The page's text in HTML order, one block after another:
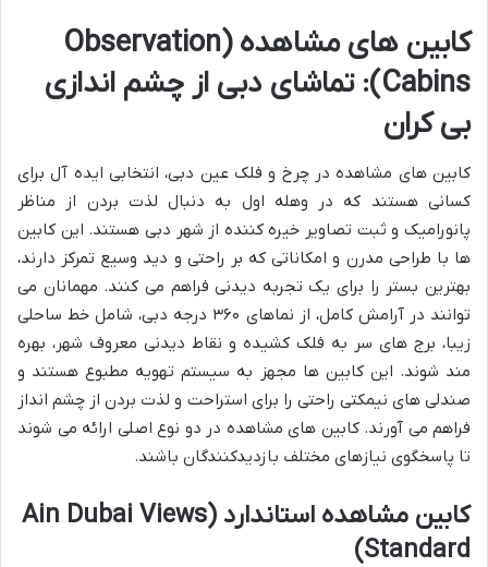
کابین های مشاهده (Observation
Cabins): تماشای دبی از چشم اندازی
بی کران
کابین های مشاهده در چرخ و فلک عین دبی، انتخابی ایده آل برای
کسانی هستند که در وهله اول به دنبال لذت بردن از مناظر
پانورامیک و ثبت تصاویر خیره کننده از شهر دبی هستند. این کابین
ها با طراحی مدرن و امکاناتی که بر راحتی و دید وسیع تمرکز دارند،
بهترین بستر را برای یک تجربه دیدنی فراهم می کنند. مهمانان می
توانند در آرامش کامل، از نماهای ۳۶۰ درجه دبی، شامل خط ساحلی
زیبا، برج های سر به فلک کشیده و نقاط دیدنی معروف شهر، بهره
مند شوند. این کابین ها مجهز به سیستم تهویه مطبوع هستند و
صندلی های نیمکتی راحتی را برای استراحت و لذت بردن از چشم انداز
فراهم می آورند. کابین های مشاهده در دو نوع اصلی ارائه می شوند
تا پاسخگوی نیازهای مختلف بازدیدکنندگان باشند.
کابین مشاهده استاندارد (Ain Dubai Views
Standard)